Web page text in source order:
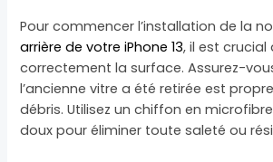
Pour commencer l’installation de la
arrière de votre iPhone 13, il est
correctement la surface. Assurez-
l’ancienne vitre a été retirée est
débris. Utilisez un chiffon en
doux pour éliminer toute saleté ou